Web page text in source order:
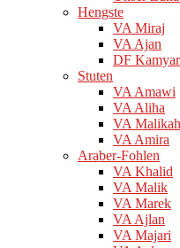
Hengste
VA Miraj
VA Ajan
DF Kamyar
Stuten
VA Amawi
VA Aliha
VA Malikah
VA Amira
Araber-Fohlen
VA Khalid
VA Malik
VA Marek
VA Ajlan
VA Majari